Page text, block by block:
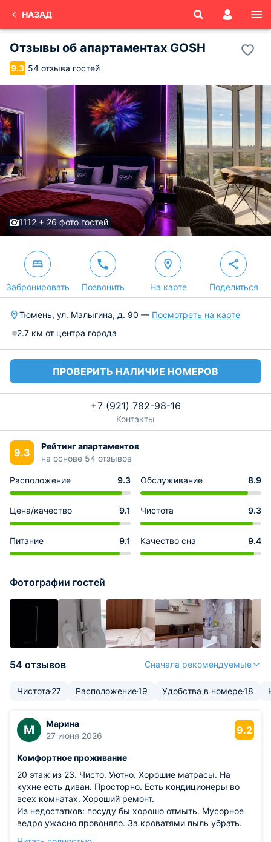
НАЗАД
Отзывы об апартаментах GOSH
9.3 54 отзыва гостей
1112 + 26 фото гостей
Забронировать Позвонить На карте Поделиться
Тюмень, ул. Малыгина, д. 90 — Посмотреть на карте
2.7 км от центра города
ПРОВЕРИТЬ НАЛИЧИЕ НОМЕРОВ
+7 (921) 782-98-16
Контакты
9.3
Рейтинг апартаментов
на основе 54 отзывов
Расположение 9.3 Обслуживание 8.9
Цена/качество 9.1 Чистота 9.3
Питание 9.1 Качество сна 9.4
Фотографии гостей
54 отзывов Сначала рекомендуемые
Чистота 27 Расположение19 Удобства в номере18
М
Марина
27 июня 2026
9.2
Комфортное проживание
20 этаж из 23. Чисто. Уютно. Хорошие матрасы. На
кухне есть диван. Просторно. Есть кондиционеры во
всех комнатах. Хороший ремонт.
Из недостатков: посуду бы хорошо отмыть. Мусорное
ведро ужасно провоняло. За кроватями пыль убрать.